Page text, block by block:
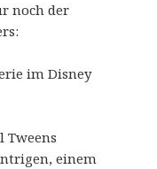
noch der
im Disney
Tweens
einem